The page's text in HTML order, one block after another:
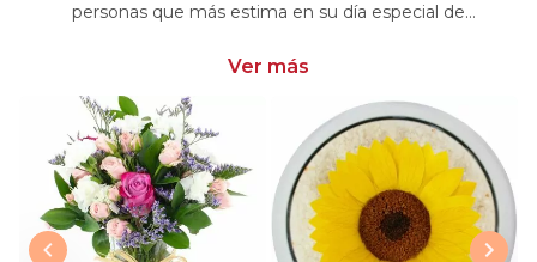
personas que más estima en su día especial de
para cumpleaños
Ver más